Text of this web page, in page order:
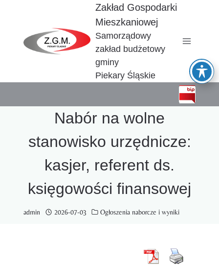
Zakład Gospodarki
Mieszkaniowej
Samorządowy
zakład budżetowy
gminy
Piekary Śląskie
Nabór na wolne
stanowisko urzędnicze:
kasjer, referent ds.
księgowości finansowej
admin 2026-07-03 Ogłoszenia naborcze i wyniki